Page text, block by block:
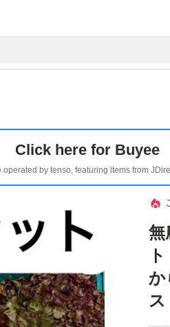
Click here for Buyee
by tenso, featuring items from